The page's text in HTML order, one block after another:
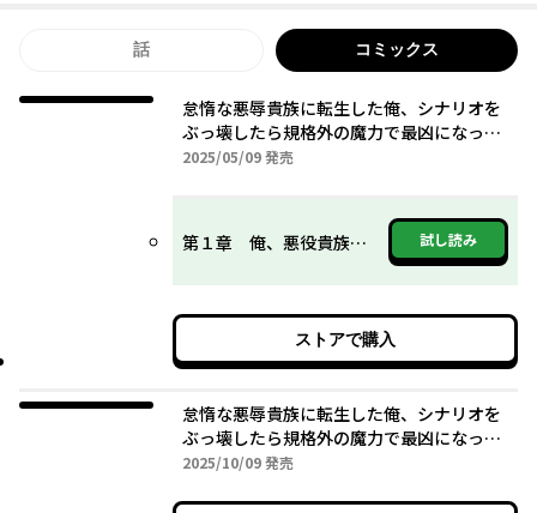
話 コミックス
怠惰な悪辱貴族に転生した俺、シナリオを
ぶっ壊したら規格外の魔力で最凶になっ
た Vol.1
2025/05/092025年05月09日
発売
第１章 俺、悪役貴族になってる⁉ 試し読み
ストアで購入
怠惰な悪辱貴族に転生した俺、シナリオを
ぶっ壊したら規格外の魔力で最凶になっ
た Vol.2
2025/10/092025年10月09日
発売